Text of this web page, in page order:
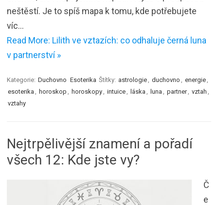
neštěstí. Je to spíš mapa k tomu, kde potřebujete
víc…
Read More: Lilith ve vztazích: co odhaluje černá luna
v partnerství »
Kategorie: Duchovno Esoterika Štítky: astrologie duchovno energie
esoterika
horoskop horoskopy intuice láska luna partner vztah
vztahy
Nejtrpělivější znamení a pořadí
všech 12: Kde jste vy?
Č
e